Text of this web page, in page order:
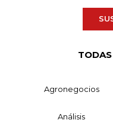
Agronegocios
Análisis